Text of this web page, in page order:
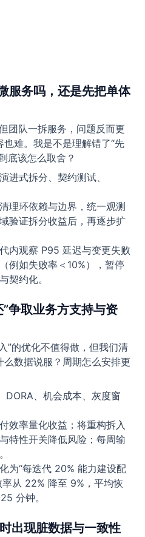
服务吗，还是先把单体
团队一拆服务，问题反而更
难。我是不是理解错了“先
底该怎么取舍？
进式拆分、契约测试、
理环依赖与边界，统一观测
验证拆分收益后，再逐步扩
内观察 P95 延迟与变更失败
例如失败率＜10%），暂停
契约化。
争取业务方支持与资
”的优化不值得做，但我们清
数据说服？周期怎么安排更
DORA、机会成本、灰度窗
效率量化收益；将重构拆入
特性开关降低风险；每周输
为“每迭代 20% 能力建设配
从 22% 降至 9%，平均恢
分钟。
出现脏数据与一致性